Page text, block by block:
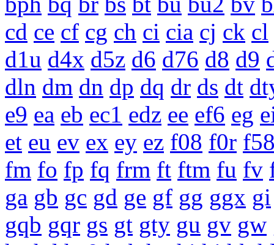
cd ce cf cg ch ci cia cj ck cl
d1u d4x d5z d6 d76 d8 d9
dln dm dn dp dq dr ds dt
e9 ea eb ec1 edz ee ef6 eg
et eu ev ex ey ez f08 f0r
fm fo fp fq frm ft ftm fu fv
ga gb gc gd ge gf gg ggx gi
gqb gqr gs gt gty gu gv gw